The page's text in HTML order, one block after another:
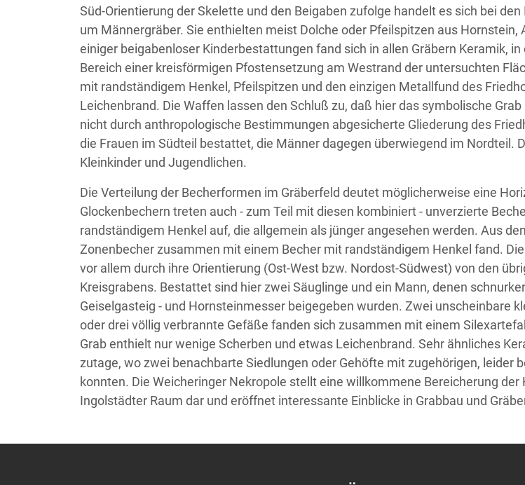
Süd-Orientierung der Skelette und den Beigaben zufolge handelt es sich bei
um Männergräber. Sie enthielten meist Dolche oder Pfeilspitzen aus
einiger beigabenloser Kinderbestattungen fand sich in allen Gräbern Keramik,
Bereich einer kreisförmigen Pfostensetzung am Westrand der untersuchten
mit randständigem Henkel, Pfeilspitzen und den einzigen Metallfund des
Leichenbrand. Die Waffen lassen den Schluß zu, daß hier das symbolische
nicht durch anthropologische Bestimmungen abgesicherte Gliederung des
die Frauen im Südteil bestattet, die Männer dagegen überwiegend im Nordteil.
Kleinkinder und Jugendlichen.
Die Verteilung der Becherformen im Gräberfeld deutet möglicherweise eine
Glockenbechern treten auch - zum Teil mit diesen kombiniert - unverzierte
randständigem Henkel auf, die allgemein als jünger angesehen werden. Aus
Zonenbecher zusammen mit einem Becher mit randständigem Henkel fand.
vor allem durch ihre Orientierung (Ost-West bzw. Nordost-Südwest) von den
Kreisgrabens. Bestattet sind hier zwei Säuglinge und ein Mann, denen
Geiselgasteig - und Hornsteinmesser beigegeben wurden. Zwei unscheinbare
oder drei völlig verbrannte Gefäße fanden sich zusammen mit einem
Grab enthielt nur wenige Scherben und etwas Leichenbrand. Sehr ähnliches
zutage, wo zwei benachbarte Siedlungen oder Gehöfte mit zugehörigen, leider
konnten. Die Weicheringer Nekropole stellt eine willkommene Bereicherung
Ingolstädter Raum dar und eröffnet interessante Einblicke in Grabbau und